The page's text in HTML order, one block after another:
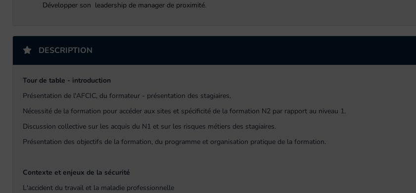
Développer son leadership de manager de proximité.
DESCRIPTION
Tour de table - introduction
Présentation de l'AFCIC, du formateur - présentation des stagiaires.
Nécessité de la formation pour accéder aux sites et spécificité de la formation N2 par rapport au niveau 1.
Discussion collective sur les acquis du N1 et sur les risques métiers des stagiaires.
Présentation des objectifs de la formation, du programme et organisation pratique de la formation.
Contexte et enjeux de la sécurité
L'accident du travail et la maladie professionnelle